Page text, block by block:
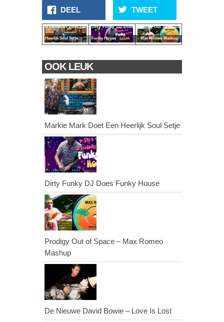
DEEL TWEET
Markie Mark Doet Een
Heerlijk Soul Setje
Dirty Funky DJ Does
Funky House
Prodigy Out of Space
- Max Romeo Mashup
OOK LEUK
Markie Mark Doet Een Heerlijk Soul Setje
Dirty Funky DJ Does Funky House
Prodigy Out of Space – Max Romeo
Mashup
De Nieuwe David Bowie – Love Is Lost